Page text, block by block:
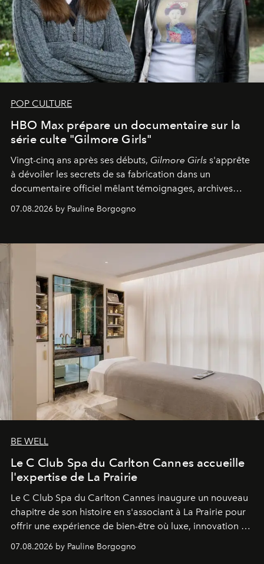
POP CULTURE
HBO Max prépare un documentaire sur la
série culte "Gilmore Girls"
Vingt-cinq ans après ses débuts, Gilmore Girls s'apprête
à dévoiler les secrets de sa fabrication dans un
documentaire officiel mêlant témoignages, archives
inédites et plongée dans les coulisses d'un phénomène
générationnel.
07.08.2026 by Pauline Borgogno
BE WELL
Le C Club Spa du Carlton Cannes accueille
l'expertise de La Prairie
Le C Club Spa du Carlton Cannes inaugure un nouveau
chapitre de son histoire en s'associant à La Prairie pour
offrir une expérience de bien-être où luxe, innovation et
expertise se rencontrent.
07.08.2026 by Pauline Borgogno